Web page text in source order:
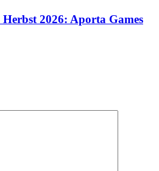
2026: Aporta Games